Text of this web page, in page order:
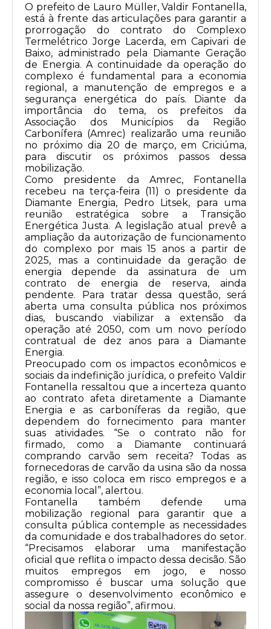
O prefeito de Lauro Müller, Valdir Fontanella,
está à frente das articulações para garantir a
prorrogação do contrato do Complexo
Termelétrico Jorge Lacerda, em Capivari de
Baixo, administrado pela Diamante Geração
de Energia. A continuidade da operação do
complexo é fundamental para a economia
regional, a manutenção de empregos e a
segurança energética do país. Diante da
importância do tema, os prefeitos da
Associação dos Municípios da Região
Carbonífera (Amrec) realizarão uma reunião
no próximo dia 20 de março, em Criciúma,
para discutir os próximos passos dessa
mobilização.
Como presidente da Amrec, Fontanella
recebeu na terça-feira (11) o presidente da
Diamante Energia, Pedro Litsek, para uma
reunião estratégica sobre a Transição
Energética Justa. A legislação atual prevê a
ampliação da autorização de funcionamento
do complexo por mais 15 anos a partir de
2025, mas a continuidade da geração de
energia depende da assinatura de um
contrato de energia de reserva, ainda
pendente. Para tratar dessa questão, será
aberta uma consulta pública nos próximos
dias, buscando viabilizar a extensão da
operação até 2050, com um novo período
contratual de dez anos para a Diamante
Energia.
Preocupado com os impactos econômicos e
sociais da indefinição jurídica, o prefeito Valdir
Fontanella ressaltou que a incerteza quanto
ao contrato afeta diretamente a Diamante
Energia e as carboníferas da região, que
dependem do fornecimento para manter
suas atividades. “Se o contrato não for
firmado, como a Diamante continuará
comprando carvão sem receita? Todas as
fornecedoras de carvão da usina são da nossa
região, e isso coloca em risco empregos e a
economia local”, alertou.
Fontanella também defende uma
mobilização regional para garantir que a
consulta pública contemple as necessidades
da comunidade e dos trabalhadores do setor.
“Precisamos elaborar uma manifestação
oficial que reflita o impacto dessa decisão. São
muitos empregos em jogo, e nosso
compromisso é buscar uma solução que
assegure o desenvolvimento econômico e
social da nossa região”, afirmou.